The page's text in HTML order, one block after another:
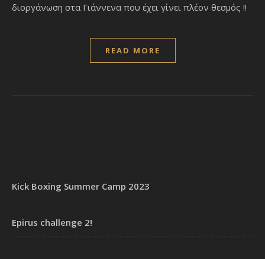
διοργάνωση στα Γιάννενα που έχει γίνει πλέον θεσμός !!
READ MORE
Kick Boxing Summer Camp 2023
Epirus challenge 2!